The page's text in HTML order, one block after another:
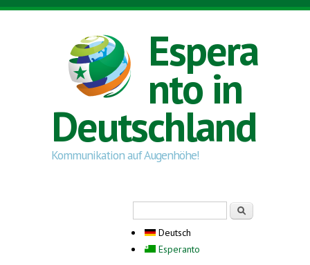
Direkt zum Inhalt
Espera
nto in
Deutschland
Kommunikation auf Augenhöhe!
Deutsch
Esperanto